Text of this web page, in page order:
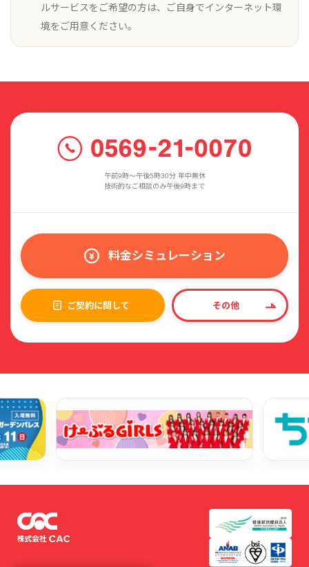
ルサービスをご希望の方は、ご自身でインターネット環
境をご用意ください。
午前9時〜午後5時30分 年中無休
技術的なご相談のみ午後9時まで
料金シミュレーション
ご契約に関して その他